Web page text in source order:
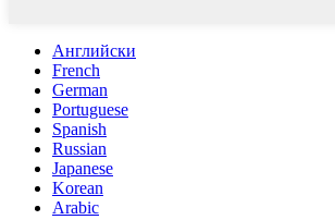
Английски
French
German
Portuguese
Spanish
Russian
Japanese
Korean
Arabic